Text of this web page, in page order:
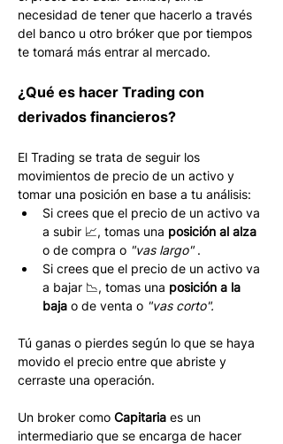
necesidad de tener que hacerlo a través
del banco u otro bróker que por tiempos
te tomará más entrar al mercado.
¿Qué es hacer Trading con
derivados financieros?
El Trading se trata de seguir los
movimientos de precio de un activo y
tomar una posición en base a tu análisis:
Si crees que el precio de un activo va
a subir 📈, tomas una posición al alza
o de compra o "vas largo" .
Si crees que el precio de un activo va
a bajar 📉, tomas una posición a la
baja o de venta o "vas corto".
Tú ganas o pierdes según lo que se haya
movido el precio entre que abriste y
cerraste una operación.
Un broker como Capitaria es un
intermediario que se encarga de hacer